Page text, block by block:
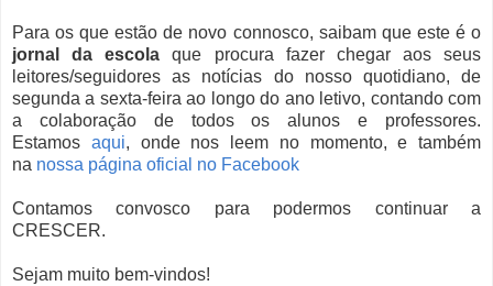
Para os que estão de novo connosco, saibam que este é o
jornal da escola que procura fazer chegar aos seus
leitores/seguidores as notícias do nosso quotidiano, de
segunda a sexta-feira ao longo do ano letivo, contando com
a colaboração de todos os alunos e professores.
Estamos aqui, onde nos leem no momento, e também
na nossa página oficial no Facebook
Contamos convosco para podermos continuar a
CRESCER.
Sejam muito bem-vindos!